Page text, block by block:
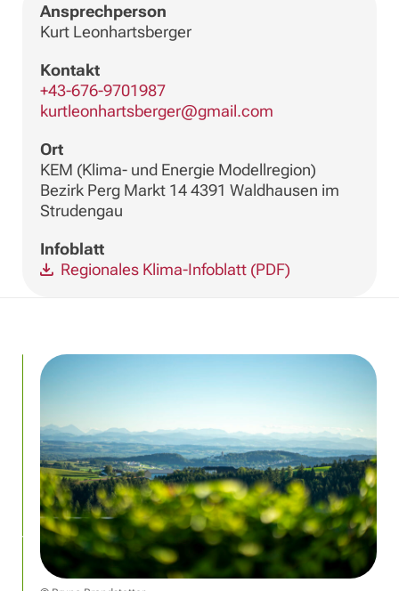
Ansprechperson
Kurt Leonhartsberger
Kontakt
+43-676-9701987
kurtleonhartsberger@gmail.com
Ort
KEM (Klima- und Energie Modellregion)
Bezirk Perg Markt 14 4391 Waldhausen im
Strudengau
Infoblatt
Regionales Klima-Infoblatt (PDF)